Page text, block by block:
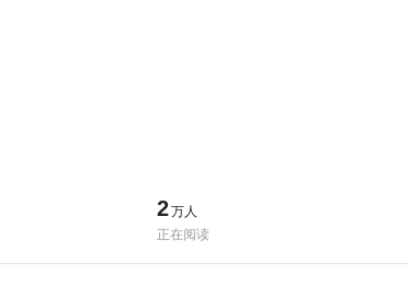
2万人
正在阅读